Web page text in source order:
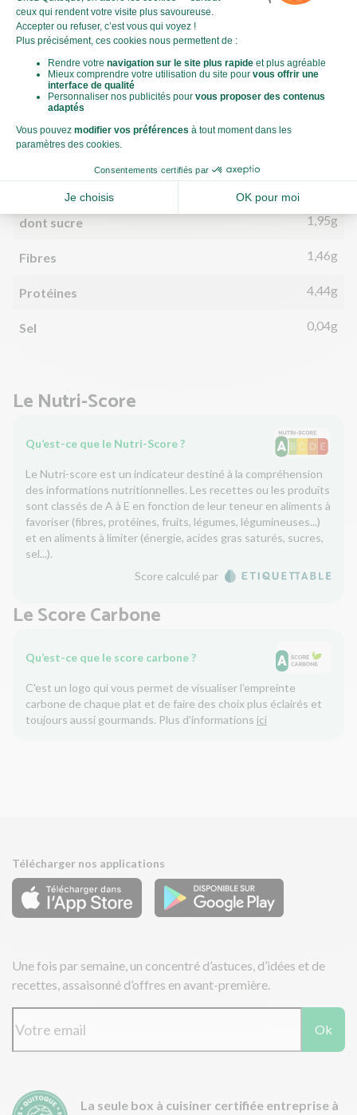
Énergie (kJ)
Énergie (kCal) 90kCal
Matières grasses
dont acides gras saturés
9,70g
dont sucre 1,95g
Fibres 1,46g
Protéines 4,44g
Sel 0,04g
Le Nutri-Score
Qu’est-ce que le Nutri-Score ?
Le Nutri-score est un indicateur destiné à la compréhension
des informations nutritionnelles. Les recettes ou les produits
sont classés de A à E en fonction de leur teneur en aliments à
favoriser (fibres, protéines, fruits, légumes, légumineuses...)
et en aliments à limiter (énergie, acides gras saturés, sucres,
sel...).
Score calculé par
Le Score Carbone
Qu’est-ce que le score carbone ?
C'est un logo qui vous permet de visualiser l’empreinte
carbone de chaque plat et de faire des choix plus éclairés et
toujours aussi gourmands. Plus d'informations ici
Télécharger nos applications
Une fois par semaine, un concentré d’astuces, d’idées et de
recettes, assaisonné d’offres en avant-première.
Ok
La seule box à cuisiner certifiée entreprise à